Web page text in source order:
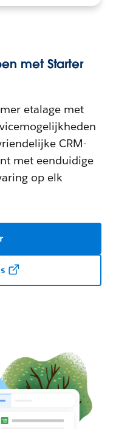
met Starter
etalage met
CRM-
met eenduidige
op elk